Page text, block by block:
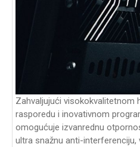
Zahvaljujući visokokvalitetnom
rasporedu i inovativnom
omogućuje izvanrednu
ultra snažnu anti-